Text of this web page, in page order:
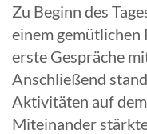
Zu Beginn des
einem gemütlichen
erste Gespräche
Anschließend
Aktivitäten auf
Miteinander